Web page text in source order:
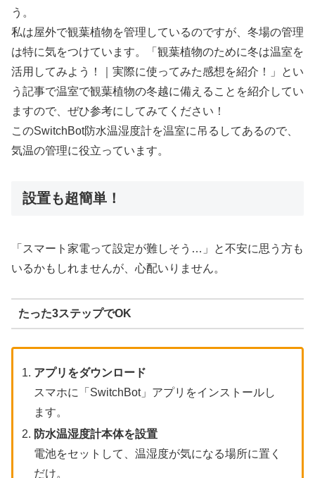
う。
私は屋外で観葉植物を管理しているのですが、冬場の管理
は特に気をつけています。「観葉植物のために冬は温室を
活用してみよう！｜実際に使ってみた感想を紹介！」とい
う記事で温室で観葉植物の冬越に備えることを紹介してい
ますので、ぜひ参考にしてみてください！
このSwitchBot防水温湿度計を温室に吊るしてあるので、
気温の管理に役立っています。
設置も超簡単！
「スマート家電って設定が難しそう…」と不安に思う方も
いるかもしれませんが、心配いりません。
たった3ステップでOK
アプリをダウンロード
スマホに「SwitchBot」アプリをインストールし
ます。
防水温湿度計本体を設置
電池をセットして、温湿度が気になる場所に置く
だけ。